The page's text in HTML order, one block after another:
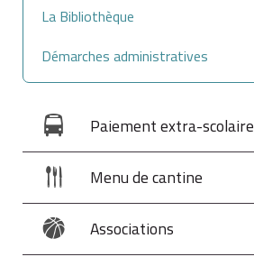
La Bibliothèque
Démarches administratives
Paiement extra-scolaire
Menu de cantine
Associations